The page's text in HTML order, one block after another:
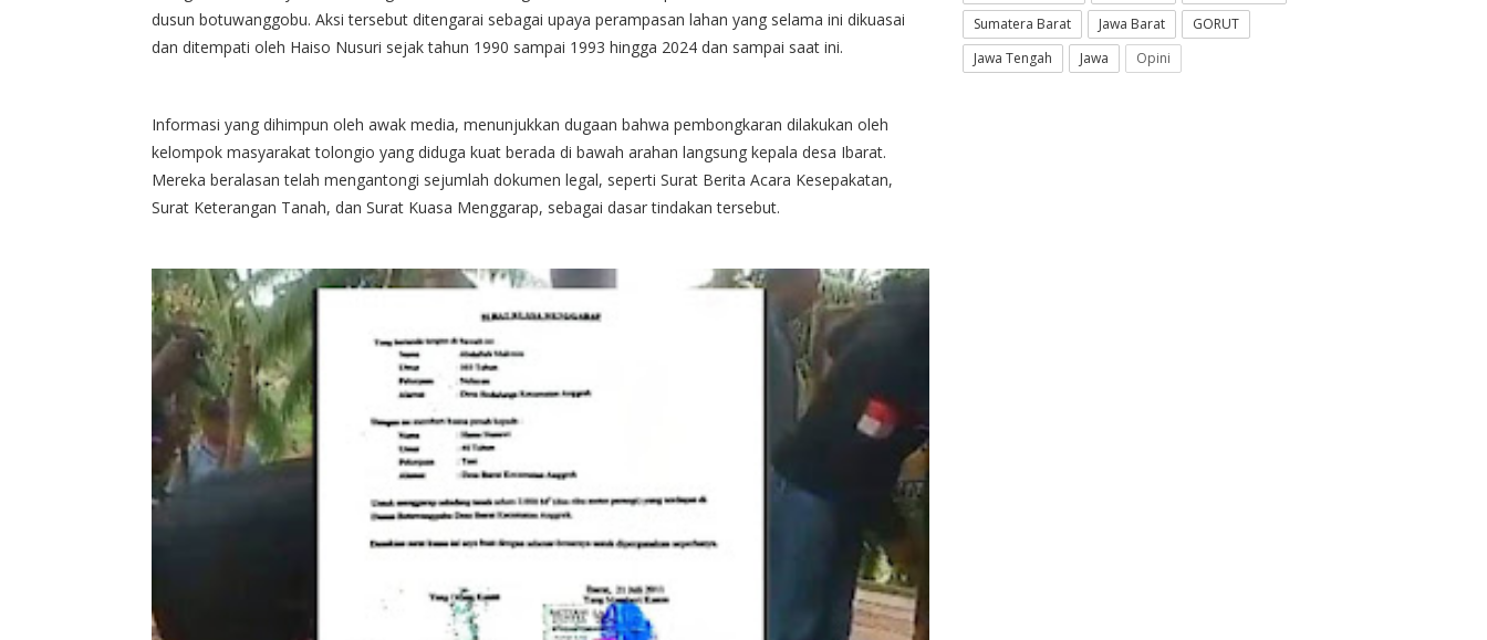
dusun botuwanggobu. Aksi tersebut ditengarai sebagai upaya perampasan lahan yang selama ini dikuasai
dan ditempati oleh Haiso Nusuri sejak tahun 1990 sampai 1993 hingga 2024 dan sampai saat ini.
Informasi yang dihimpun oleh awak media, menunjukkan dugaan bahwa pembongkaran dilakukan oleh
kelompok masyarakat tolongio yang diduga kuat berada di bawah arahan langsung kepala desa Ibarat.
Mereka beralasan telah mengantongi sejumlah dokumen legal, seperti Surat Berita Acara Kesepakatan,
Surat Keterangan Tanah, dan Surat Kuasa Menggarap, sebagai dasar tindakan tersebut.
Sumatera Barat
Jawa Barat
GORUT
Jawa Tengah
Jawa Opini